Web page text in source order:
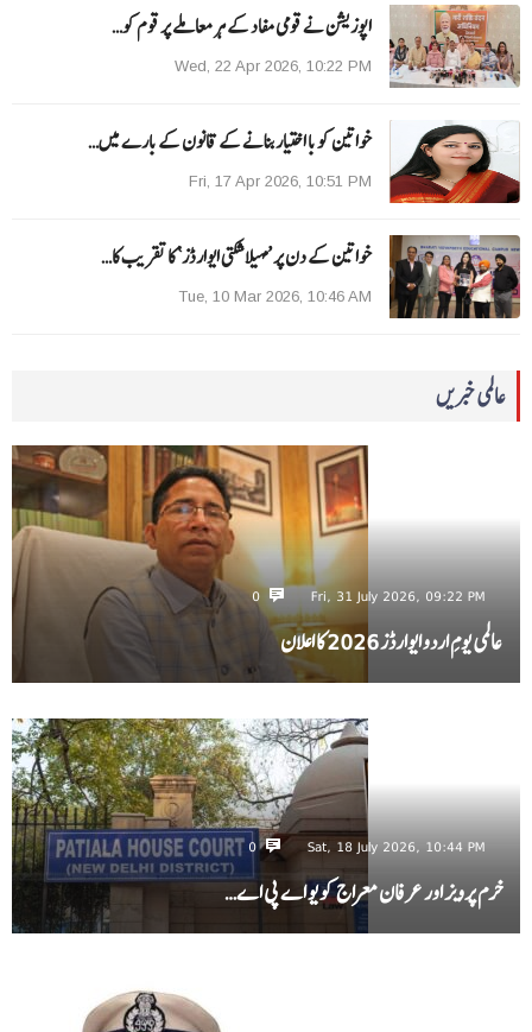
اپوزیشن نے قومی مفاد کے ہر معاملے پر قوم کو…
Wed, 22 Apr 2026, 10:22 PM
خواتین کو با اختیار بنانے کے قانون کے بارے میں…
Fri, 17 Apr 2026, 10:51 PM
خواتین کے دن پر ’مہیلا شکتی ایوارڈز‘ کا تقریب کا…
Tue, 10 Mar 2026, 10:46 AM
عالمی خبریں
Fri, 31 July 2026, 09:22 PM
0
عالمی یومِ اردو ایوارڈز 2026 کا اعلان
Sat, 18 July 2026, 10:44 PM
0
خرم پرویز اور عرفان معراج کو یو اے پی اے…